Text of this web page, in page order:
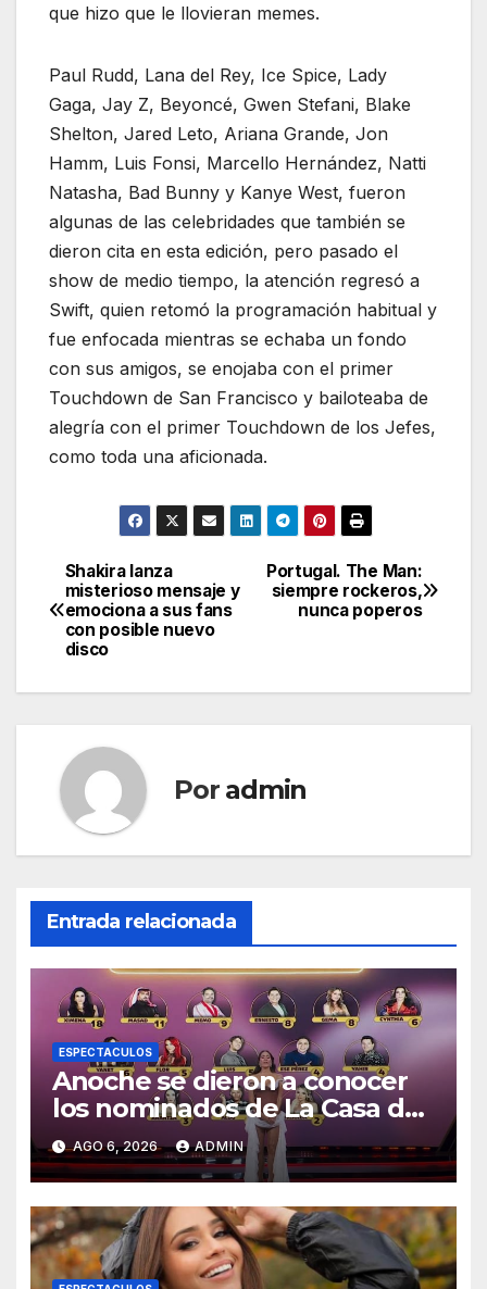
que hizo que le llovieran memes.
Paul Rudd, Lana del Rey, Ice Spice, Lady
Gaga, Jay Z, Beyoncé, Gwen Stefani, Blake
Shelton, Jared Leto, Ariana Grande, Jon
Hamm, Luis Fonsi, Marcello Hernández, Natti
Natasha, Bad Bunny y Kanye West, fueron
algunas de las celebridades que también se
dieron cita en esta edición, pero pasado el
show de medio tiempo, la atención regresó a
Swift, quien retomó la programación habitual y
fue enfocada mientras se echaba un fondo
con sus amigos, se enojaba con el primer
Touchdown de San Francisco y bailoteaba de
alegría con el primer Touchdown de los Jefes,
como toda una aficionada.
Navegación
de
Portugal. The Man:
siempre rockeros,
nunca poperos
Shakira lanza
misterioso mensaje y
emociona a sus fans
con posible nuevo
disco
Por admin
Entrada relacionada
ESPECTACULOS
Anoche se dieron a conocer
los nominados de La Casa de
los Famosos México 2026 en
la segunda semana
AGO 6, 2026 ADMIN